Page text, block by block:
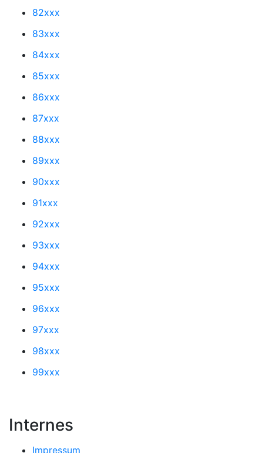
82xxx
83xxx
84xxx
85xxx
86xxx
87xxx
88xxx
89xxx
90xxx
91xxx
92xxx
93xxx
94xxx
95xxx
96xxx
97xxx
98xxx
99xxx
Internes
Impressum